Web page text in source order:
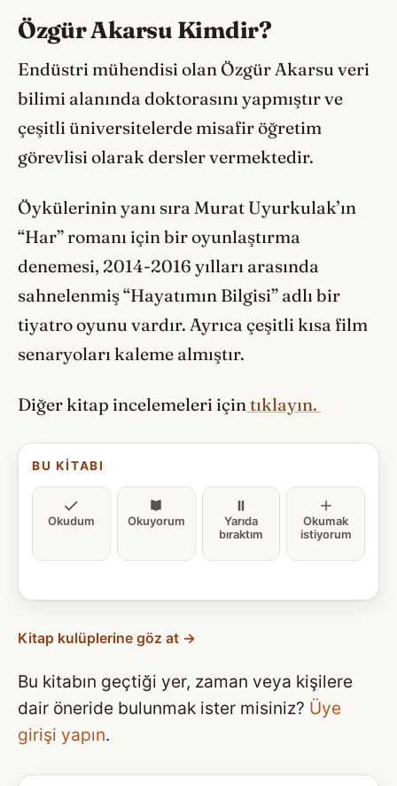
Özgür Akarsu Kimdir?
Endüstri mühendisi olan Özgür Akarsu veri
bilimi alanında doktorasını yapmıştır ve
çeşitli üniversitelerde misafir öğretim
görevlisi olarak dersler vermektedir.
Öykülerinin yanı sıra Murat Uyurkulak’ın
“Har” romanı için bir oyunlaştırma
denemesi, 2014-2016 yılları arasında
sahnelenmiş “Hayatımın Bilgisi” adlı bir
tiyatro oyunu vardır. Ayrıca çeşitli kısa film
senaryoları kaleme almıştır.
Diğer kitap incelemeleri için tıklayın.
BU KITABI
Okudum Okuyorum
Yarıda
bıraktım
Okumak
istiyorum
Kitap kulüplerine göz at →
Bu kitabın geçtiği yer, zaman veya kişilere
dair öneride bulunmak ister misiniz? Üye
girişi yapın.